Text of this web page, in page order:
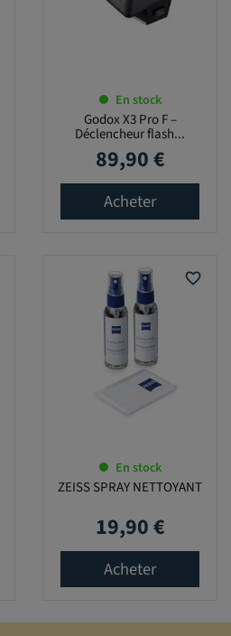
En stock
Godox X3 Pro F –
Déclencheur flash...
Prix
89,90 €
Acheter
favorite_border
En stock
ZEISS SPRAY NETTOYANT
Prix
19,90 €
Acheter